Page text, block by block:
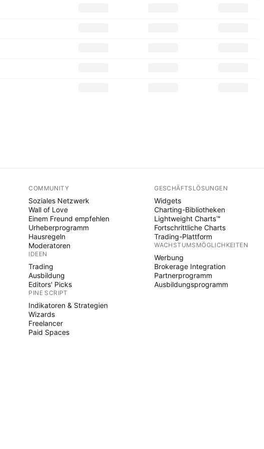
COMMUNITY
Soziales Netzwerk
Wall of Love
Einem Freund empfehlen
Urheberprogramm
Hausregeln
Moderatoren
IDEEN
Trading
Ausbildung
Editors' Picks
PINE SCRIPT
Indikatoren & Strategien
Wizards
Freelancer
Paid Spaces
GESCHÄFTSLÖSUNGEN
Widgets
Charting-Bibliotheken
Lightweight Charts™
Fortschrittliche Charts
Trading-Plattform
WACHSTUMSMÖGLICHKEITEN
Werbung
Brokerage Integration
Partnerprogramm
Ausbildungsprogramm